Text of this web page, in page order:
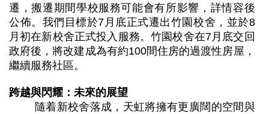
遷，搬遷期間學校服務可能會有所影響，詳情容後
公佈。我們目標於7月底正式遷出竹園校舍，並於8
月初在新校舍正式投入服務。竹園校舍在7月底交回
政府後，將改建成為有約100間住房的過渡性房屋，
繼續服務社區。
跨越與閃耀：未來的展望
隨着新校舍落成，天虹將擁有更廣闊的空間與